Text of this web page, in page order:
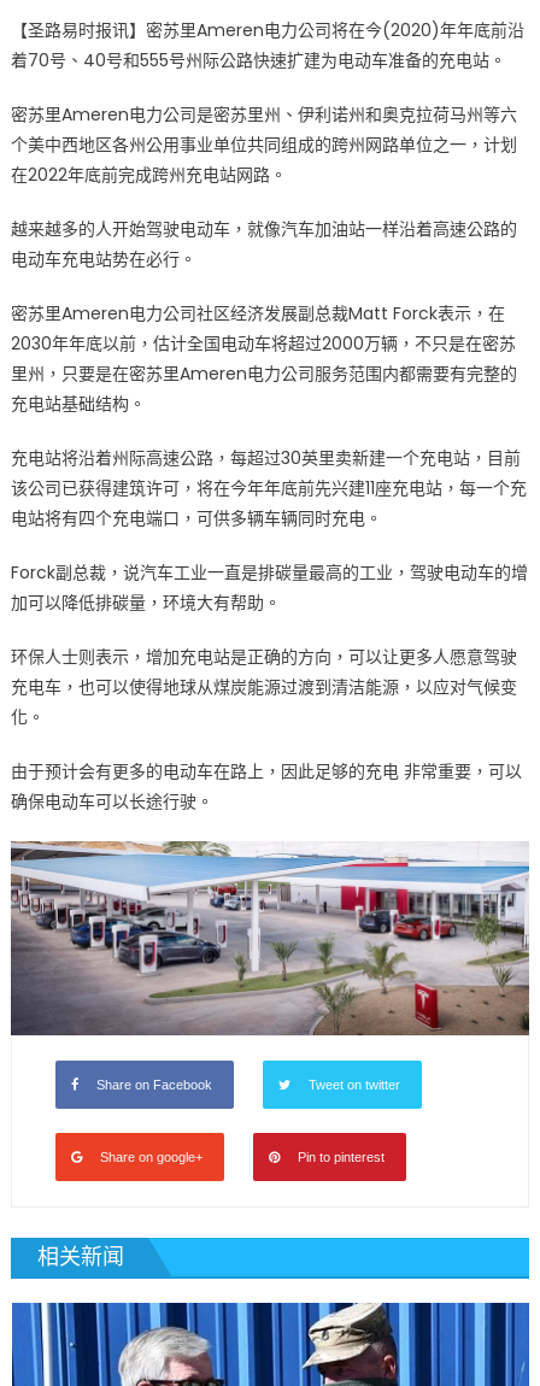
里
Ameren
力
公
司
快
速
兴
充
电
站〉
中
【圣路易时报讯】密苏里Ameren电力公司将在今(2020)年年底前沿
着70号、40号和555号州际公路快速扩建为电动车准备的充电站。
密苏里Ameren电力公司是密苏里州、伊利诺州和奥克拉荷马州等六
个美中西地区各州公用事业单位共同组成的跨州网路单位之一，计划
在2022年底前完成跨州充电站网路。
越来越多的人开始驾驶电动车，就像汽车加油站一样沿着高速公路的
电动车充电站势在必行。
密苏里Ameren电力公司社区经济发展副总裁Matt Forck表示，在
2030年年底以前，估计全国电动车将超过2000万辆，不只是在密苏
里州，只要是在密苏里Ameren电力公司服务范围内都需要有完整的
充电站基础结构。
充电站将沿着州际高速公路，每超过30英里卖新建一个充电站，目前
该公司已获得建筑许可，将在今年年底前先兴建11座充电站，每一个充
电站将有四个充电端口，可供多辆车辆同时充电。
Forck副总裁，说汽车工业一直是排碳量最高的工业，驾驶电动车的增
加可以降低排碳量，环境大有帮助。
环保人士则表示，增加充电站是正确的方向，可以让更多人愿意驾驶
充电车，也可以使得地球从煤炭能源过渡到清洁能源，以应对气候变
化。
由于预计会有更多的电动车在路上，因此足够的充电 非常重要，可以
确保电动车可以长途行驶。
Share on Facebook Tweet on twitter
Share on google+ Pin to pinterest
相关新闻